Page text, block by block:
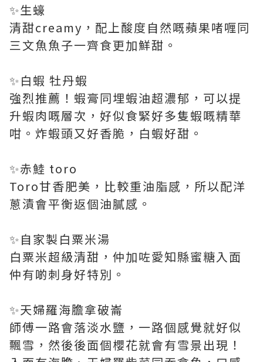
✨生蠔
清甜creamy，配上酸度自然嘅蘋果啫喱同
三文魚魚子一齊食更加鮮甜。
✨白蝦 牡丹蝦
強烈推薦！蝦膏同埋蝦油超濃郁，可以提
升蝦肉嘅層次，好似食緊好多隻蝦嘅精華
咁。炸蝦頭又好香脆，白蝦好甜。
✨赤鯥 toro
Toro甘香肥美，比較重油脂感，所以配洋
蔥漬會平衡返個油膩感。
✨自家製白粟米湯
白粟米超級清甜，仲加咗愛知縣蜜糖入面
仲有啲刺身好特別。
✨天婦羅海膽拿破崙
師傅一路會落淡水鹽，一路個感覺就好似
飄雪，然後後面個櫻花就會有雪景出現！